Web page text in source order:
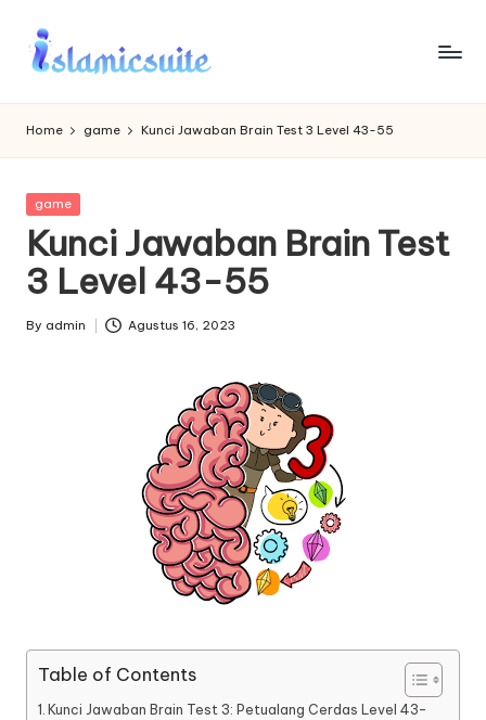
Skip
Home game Kunci Jawaban Brain Test 3 Level 43-55
Posted
game
Kunci Jawaban Brain Test
3 Level 43-55
Posted
By admin Agustus 16, 2023
Table of Contents
Kunci Jawaban Brain Test 3: Petualang Cerdas Level 43-